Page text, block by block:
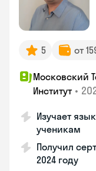
5 от
Московский
Институт •
Изучает
ученикам
Получил
2024 году